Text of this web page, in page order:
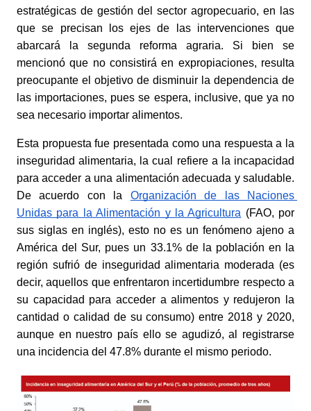
estratégicas de gestión del sector agropecuario, en las
que se precisan los ejes de las intervenciones que
abarcará la segunda reforma agraria. Si bien se
mencionó que no consistirá en expropiaciones, resulta
preocupante el objetivo de disminuir la dependencia de
las importaciones, pues se espera, inclusive, que ya no
sea necesario importar alimentos.
Esta propuesta fue presentada como una respuesta a la
inseguridad alimentaria, la cual refiere a la incapacidad
para acceder a una alimentación adecuada y saludable.
De acuerdo con la
Organización de las Naciones
Unidas para la Alimentación y la Agricultura (FAO, por
sus siglas en inglés), esto no es un fenómeno ajeno a
América del Sur, pues un 33.1% de la población en la
región sufrió de inseguridad alimentaria moderada (es
decir, aquellos que enfrentaron incertidumbre respecto a
su capacidad para acceder a alimentos y redujeron la
cantidad o calidad de su consumo) entre 2018 y 2020,
aunque en nuestro país ello se agudizó, al registrarse
una incidencia del 47.8% durante el mismo periodo.